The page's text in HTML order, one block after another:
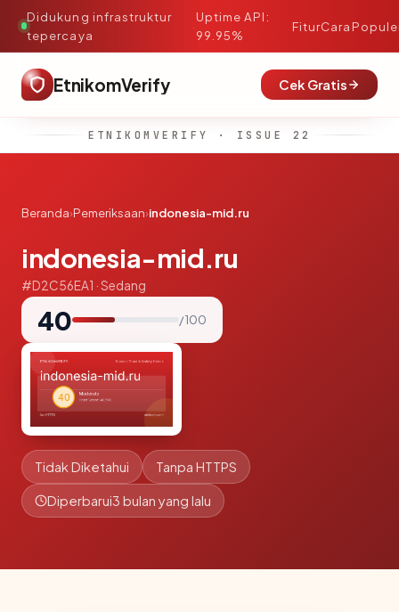
Didukung infrastruktur
tepercaya
·
Uptime API:
99.95%
FiturCara
EtnikomVerify Cek Gratis
ETNIKOMVERIFY · ISSUE 22
Beranda›Pemeriksaan›indonesia-mid.ru
indonesia-mid.ru
#D2C56EA1 · Sedang
40 / 100
Tidak Diketahui Tanpa HTTPS
Diperbarui3 bulan yang lalu